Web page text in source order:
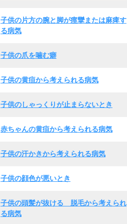
子供の片方の腕と脚が痙攣または麻痺す
る病気
子供の爪を噛む癖
子供の黄疸から考えられる病気
子供のしゃっくりが止まらないとき
赤ちゃんの黄疸から考えられる病気
子供の汗かきから考えられる病気
子供の顔色が悪いとき
子供の頭髪が抜ける 脱毛から考えられ
る病気